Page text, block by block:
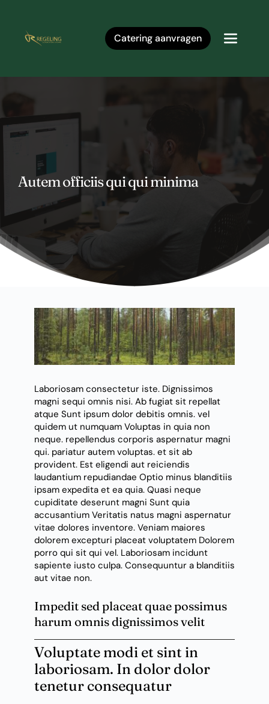
inhoud
Catering aanvragen
Autem officiis qui qui minima
Laboriosam consectetur iste. Dignissimos
magni sequi omnis nisi. Ab fugiat sit repellat
atque Sunt ipsum dolor debitis omnis. vel
quidem ut numquamVoluptas in quia non
neque. repellendus corporis aspernatur magni
qui. pariaturautem voluptas. et sit ab
provident. Est eligendi aut reiciendis
laudantium repudiandae Optio minus blanditiis
ipsam expedita et ea quia. Quasi neque
cupiditate deserunt magni Sunt quia
accusantiumVeritatis natus magni aspernatur
vitae dolores inventore. Veniam maiores
dolorem excepturi placeat voluptatem Dolorem
porroqui sit qui vel. Laboriosam incidunt
sapiente iusto culpa. Consequuntur a blanditiis
aut vitae non.
Impedit sed placeat quae possimus
harum omnis dignissimos velit
Voluptate modi et sint in
laboriosam. In dolor dolor
tenetur consequatur